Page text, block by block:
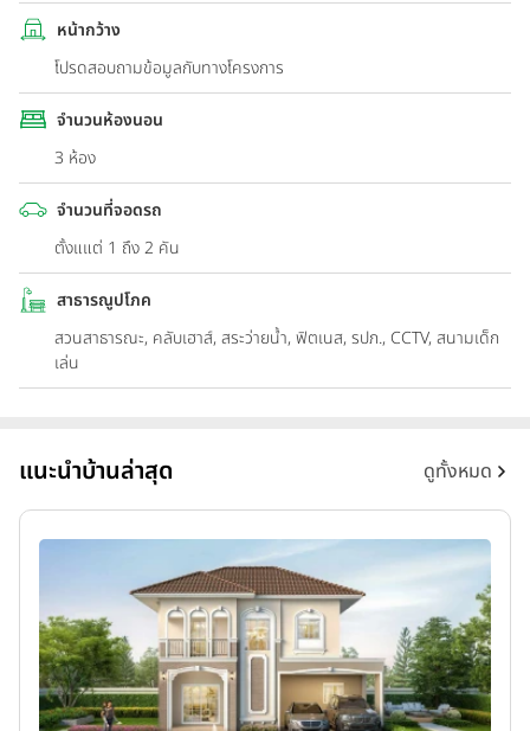
หน้ากว้าง
โปรดสอบถามข้อมูลกับทางโครงการ
จำนวนห้องนอน
3 ห้อง
จำนวนที่จอดรถ
ตั้งแแต่ 1 ถึง 2 คัน
สาธารณูปโภค
สวนสาธารณะ, คลับเฮาส์, สระว่ายน้ำ, ฟิตเนส, รปภ., CCTV, สนามเด็ก
เล่น
แนะนำบ้านล่าสุด ดูทั้งหมด